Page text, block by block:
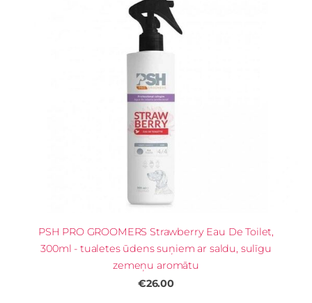
PSH PRO GROOMERS Strawberry Eau De Toilet,
300ml - tualetes ūdens suņiem ar saldu, sulīgu
zemeņu aromātu
€26.00